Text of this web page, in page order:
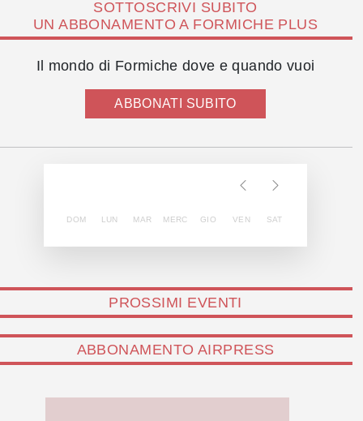
SOTTOSCRIVI SUBITO
UN ABBONAMENTO A FORMICHE PLUS
Il mondo di Formiche dove e quando vuoi
ABBONATI SUBITO
DOM LUN MAR MERC GIO VEN SAT
PROSSIMI EVENTI
ABBONAMENTO AIRPRESS